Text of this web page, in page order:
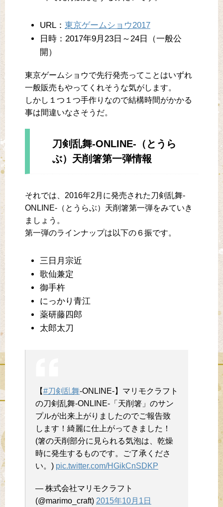
URL： 東京ゲームショウ2017
日時：2017年9月23日～24日（一般公
開）
東京ゲームショウで先行発売ってことはいずれ
一般販売もやってくれそうな気がします。
しかし１つ１つ手作りなので結構時間がかかる
事は間違いなさそうだ。
刀剣乱舞-ONLINE-（とうら
ぶ）天削箸第一弾情報
それでは、2016年2月に発売された刀剣乱舞-
ONLINE-（とうらぶ）天削箸第一弾をみていき
ましょう。
第一弾のラインナップは以下の６振です。
三日月宗近
歌仙兼定
御手杵
にっかり青江
薬研藤四郎
太郎太刀
【#刀剣乱舞-ONLINE-】マリモクラフト
の刀剣乱舞-ONLINE-「天削箸」のサン
プルが出来上がりましたのでご報告致
します！綺麗に仕上がってきました！
(箸の天削部分に見られる気泡は、乾燥
時に発生するものです。ご了承くださ
い。) pic.twitter.com/HGikCnSDKP
— 株式会社マリモクラフト
(@marimo_craft) 2015年10月1日